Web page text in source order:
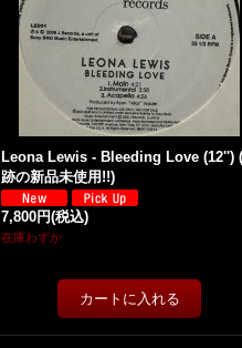
Leona Lewis - Bleeding Love (12'')
跡の新品未使用!!)
7,800円(税込)
在庫わずか